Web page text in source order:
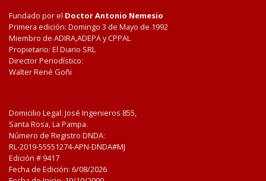
Fundado por el Doctor Antonio Nemesio
Primera edición: Domingo 3 de Mayo de 1992
Miembro de ADIRA,ADEPA y CPPAL
Propietario: El Diario SRL
Director Periodístico:
Walter René Goñi
Domicilio Legal: José Ingenieros 855,
Santa Rosa, La Pampa.
Número de Registro DNDA:
RL-2019-55551274-APN-DNDA#MJ
Edición # 9417
Fecha de Edición: 6/08/2026